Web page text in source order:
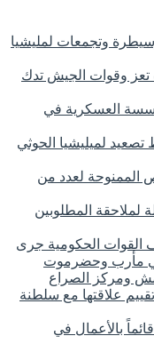
وتجمعات لمليشيا
تعز وقوات الجيش تدك
العسكرية في
لميليشيا الحوثي
الممنوحة لعدد من
لملاحقة المطلوبين
الحكومية جرى
مأرب وحضرموت
ومركز الصراع
علاقتها مع سلطنة
بالأعمال في